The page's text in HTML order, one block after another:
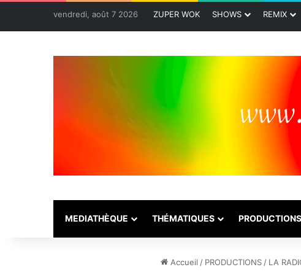
vendredi, août 7 2026 ZUPER WOK SHOWS REMIX
MEDIATHÈQUE THÉMATIQUES PRODUCTIONS
Accueil / PRODUCTIONS/ LA